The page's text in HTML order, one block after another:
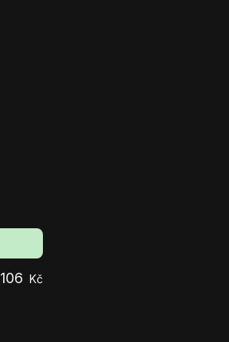
106 Kč